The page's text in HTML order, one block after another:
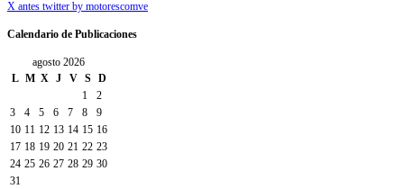
X antes twitter by motorescomve
Calendario de Publicaciones
agosto 2026
L M X J V S
D
1
2
3
4 5 6 7 8
9
10 11 12 13 14 15 16
17 18 19 20 21 22 23
24 25 26 27 28 29 30
31